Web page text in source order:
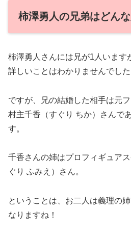
柿澤勇人の兄弟はどんな
柿澤勇人さんには兄が1人います
詳しいことはわかりませんでした
ですが、兄の結婚した相手は元
村主千香（すぐり ちか）さんで
す。
千香さんの姉はプロフィギュア
ぐり ふみえ）さん。
ということは、お二人は義理の
なりますね！